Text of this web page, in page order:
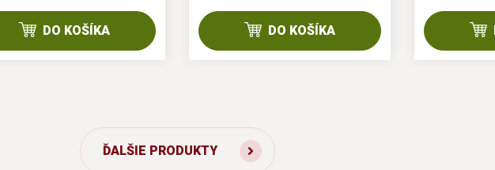
DO KOŠÍKA DO KOŠÍKA
ĎALŠIE PRODUKTY